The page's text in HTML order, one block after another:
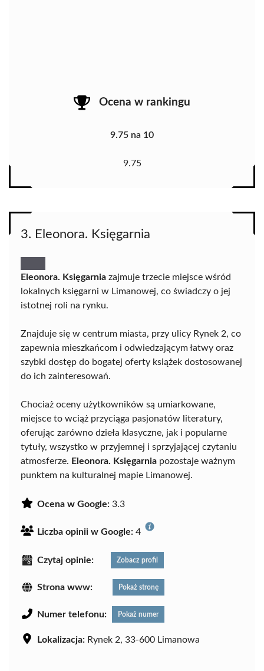
Ocena w rankingu
9.75 na 10
9.75
3. Eleonora. Księgarnia
Eleonora. Księgarnia zajmuje trzecie miejsce wśród
lokalnych księgarni w Limanowej, co świadczy o jej
istotnej roli na rynku.
Znajduje się w centrum miasta, przy ulicy Rynek 2, co
zapewnia mieszkańcom i odwiedzającym łatwy oraz
szybki dostęp do bogatej oferty książek dostosowanej
do ich zainteresowań.
Chociaż oceny użytkowników są umiarkowane,
miejsce to wciąż przyciąga pasjonatów literatury,
oferując zarówno dzieła klasyczne, jak i popularne
tytuły, wszystko w przyjemnej i sprzyjającej czytaniu
atmosferze. Eleonora. Księgarnia pozostaje ważnym
punktem na kulturalnej mapie Limanowej.
Ocena w Google: 3.3
Liczba opinii w Google: 4
Czytaj opinie: Zobacz profil
Strona www: Pokaż stronę
Numer telefonu: Pokaż numer
Lokalizacja: Rynek 2, 33-600 Limanowa